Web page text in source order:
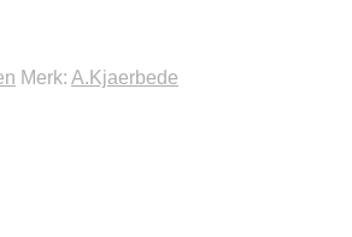
Merk: A.Kjaerbede